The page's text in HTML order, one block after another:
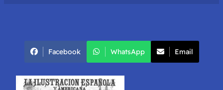
Facebook WhatsApp Email